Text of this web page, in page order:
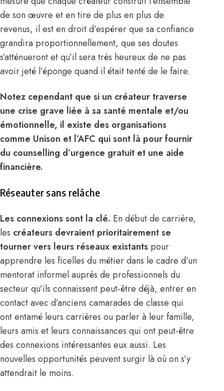
de son œuvre et en tire de plus en plus de
revenus, il est en droit d’espérer que sa confiance
grandira proportionnellement, que ses doutes
s’atténueront et qu’il sera très heureux de ne pas
avoir jeté l’éponge quand il était tenté de le faire.
Notez cependant que si un créateur traverse
une crise grave liée à sa santé mentale et/ou
émotionnelle, il existe des organisations
comme Unison et l’AFC qui sont là pour fournir
du counselling d’urgence gratuit et une aide
financière.
Réseauter sans relâche
Les connexions sont la clé. En début de carrière,
les créateurs devraient prioritairement se
tourner vers leurs réseaux existants pour
apprendre les ficelles du métier dans le cadre d’un
mentorat informel auprès de professionnels du
secteur qu’ils connaissent peut-être déjà, entrer en
contact avec d’anciens camarades de classe qui
ont entamé leurs carrières ou parler à leur famille,
leurs amis et leurs connaissances qui ont peut-être
des connexions intéressantes eux aussi. Les
nouvelles opportunités peuvent surgir là où on s’y
attendrait le moins.